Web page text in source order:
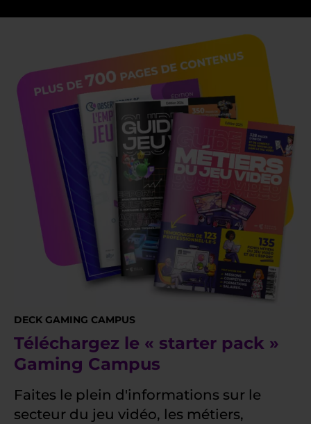
DECK GAMING CAMPUS
Téléchargez le « starter pack »
Gaming Campus
Faites le plein d'informations sur le
secteur du jeu vidéo, les métiers,